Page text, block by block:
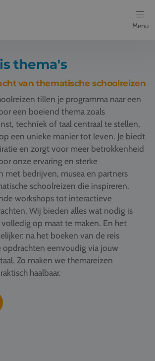
Menu
thema's
van thematische schoolreizen
tillen je programma naar een
een boeiend thema zoals
techniek of taal centraal te stellen,
een unieke manier tot leven. Je biedt
en zorgt voor meer betrokkenheid
onze ervaring en sterke
met bedrijven, musea en partners
schoolreizen die inspireren.
workshops tot interactieve
Wij bieden alles wat nodig is
op maat te maken. En het
na het boeken van de reis
eenvoudig via jouw
Zo maken we themareizen
haalbaar.